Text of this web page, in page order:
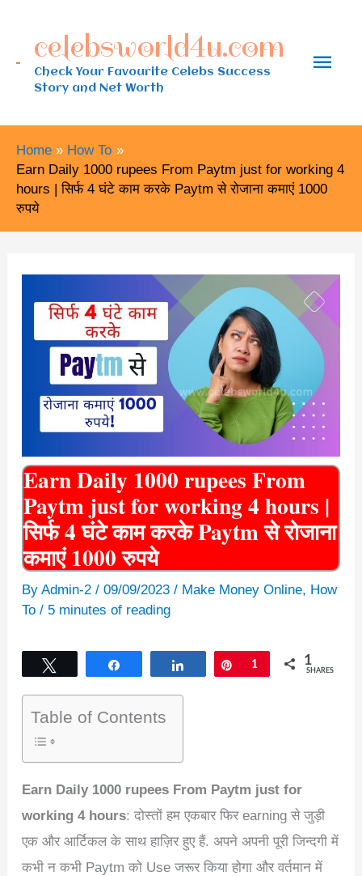
contentcelebsworld4u.com
Check Your Favourite Celebs Success
Story and Net Worth
Main
Home
How To
Earn Daily 1000 rupees From Paytm just for working 4
hours | सिर्फ 4 घंटे काम करके Paytm से रोजाना कमाएं 1000
रुपये
Earn Daily 1000 rupees From
Paytm just for working 4 hours |
सिर्फ 4 घंटे काम करके Paytm से रोजाना
कमाएं 1000 रुपये
By Admin-2 / 09/09/2023 / Make Money Online, How
To/ 5 minutes of reading
Share Pin
1 1
SHARES
Table of Contents
Earn Daily 1000 rupees From Paytm just for
working 4 hours: दोस्तों हम एकबार फिर earning से जुड़ी
एक और आर्टिकल के साथ हाज़िर हुए हैं. अपने अपनी पूरी जिन्दगी में
कभी न कभी Paytm को Use जरूर किया होगा और वर्तमान में